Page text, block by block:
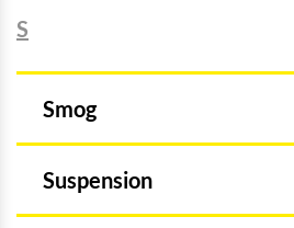
S
Smog
Suspension